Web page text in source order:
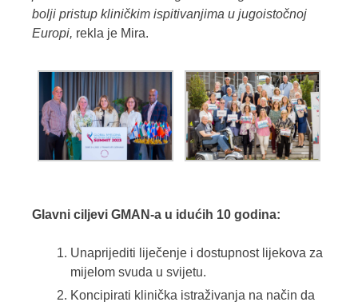
bolji pristup kliničkim ispitivanjima u jugoistočnoj
Europi, rekla je Mira.
Glavni ciljevi GMAN-a u idućih 10 godina:
Unaprijediti liječenje i dostupnost lijekova za
mijelom svuda u svijetu.
Koncipirati klinička istraživanja na način da